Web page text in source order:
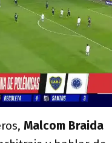
Malcom Braida